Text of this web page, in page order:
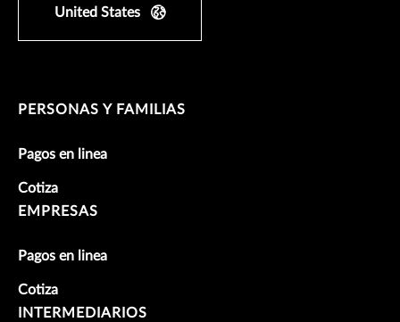
United States
PERSONAS Y FAMILIAS
Pagos en linea
Cotiza
EMPRESAS
Pagos en linea
Cotiza
INTERMEDIARIOS